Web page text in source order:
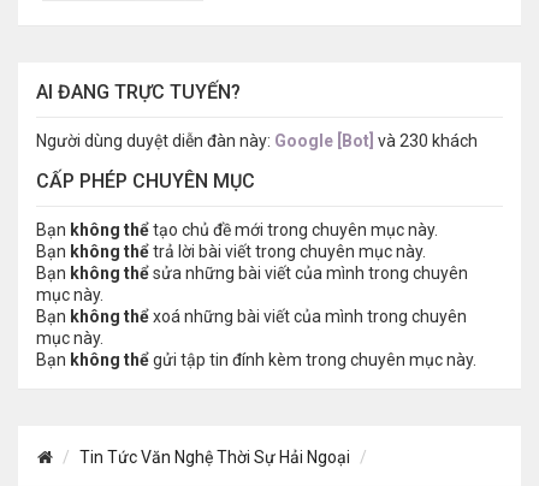
AI ĐANG TRỰC TUYẾN?
Người dùng duyệt diễn đàn này: Google [Bot] và 230 khách
CẤP PHÉP CHUYÊN MỤC
Bạn không thểtạo chủ đề mới trong chuyên mục này.
Bạn không thểtrả lời bài viết trong chuyên mục này.
Bạn không thểsửa những bài viết của mình trong chuyên
mục này.
Bạn không thểxoá những bài viết của mình trong chuyên
mục này.
Bạn không thểgửi tập tin đính kèm trong chuyên mục này.
Tin Tức Văn Nghệ Thời Sự Hải Ngoại